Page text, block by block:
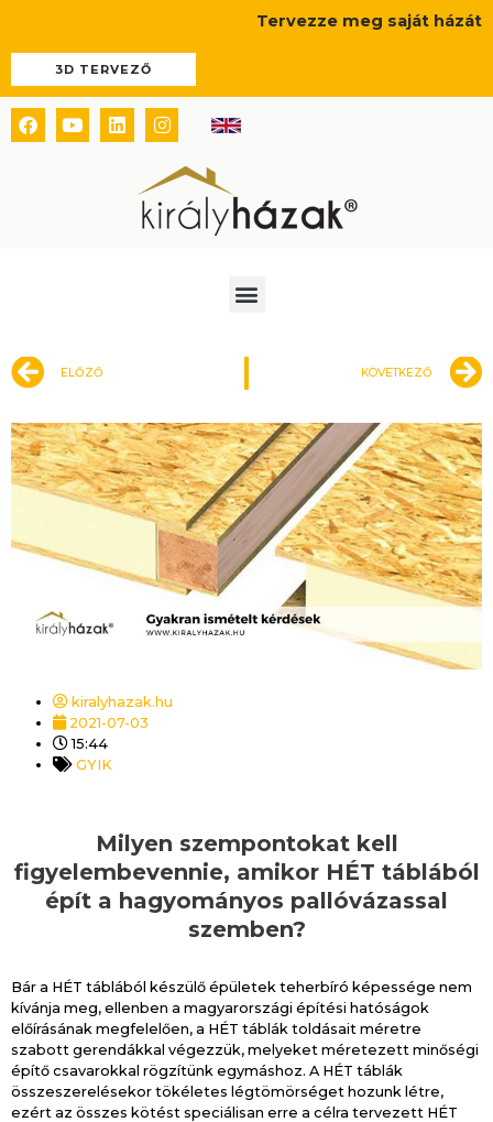
content
Tervezze meg saját házát
3D TERVEZŐ
Facebook
YoutubeLinkedinInstagram
Előző
ELŐZŐ KÖVETKEZŐ
kiralyhazak.hu
2021-07-03
15:44
GYIK
Milyen szempontokat kell
figyelembevennie, amikor HÉT táblából
épít a hagyományos pallóvázassal
szemben?
Bár a HÉT táblából készülő épületek teherbíró képessége nem
kívánja meg, ellenben a magyarországi építési hatóságok
előírásának megfelelően, a HÉT táblák toldásait méretre
szabott gerendákkal végezzük, melyeket méretezett minőségi
építő csavarokkal rögzítünk egymáshoz. A HÉT táblák
összeszerelésekor tökéletes légtömörséget hozunk létre,
ezért az összes kötést speciálisan erre a célra tervezett HÉT